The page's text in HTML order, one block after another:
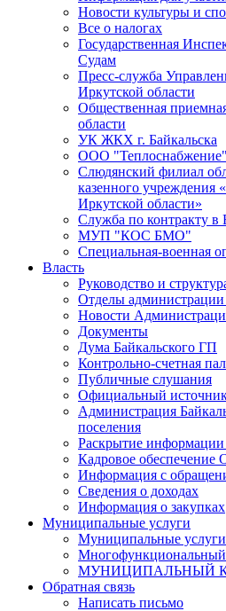
Новости культуры и
Все о налогах
Государственная
Судам
Пресс-служба
Иркутской области
Общественная
области
УК ЖКХ г. Байкальска
ООО "Теплоснабжение"
Слюдянский филиал
казенного учреждения
Иркутской области»
Служба по контракту в
МУП "КОС БМО"
Специальная-военная
Власть
Руководство и
Отделы администрации
Новости
Документы
Дума Байкальского ГП
Контрольно-счетная
Публичные слушания
Официальный
Администрация
поселения
Раскрытие информации
Кадровое
Информация с
Сведения о доходах
Информация о закупках
Муниципальные услуги
Муниципальные услуги
МУНИЦИПАЛЬНЫЙ
Обратная связь
Написать письмо